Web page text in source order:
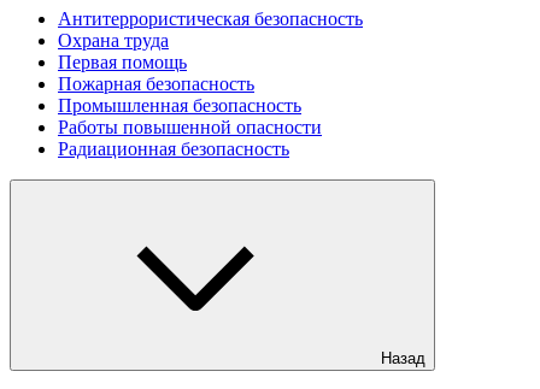
Антитеррористическая безопасность
Охрана труда
Первая помощь
Пожарная безопасность
Промышленная безопасность
Работы повышенной опасности
Радиационная безопасность
Назад